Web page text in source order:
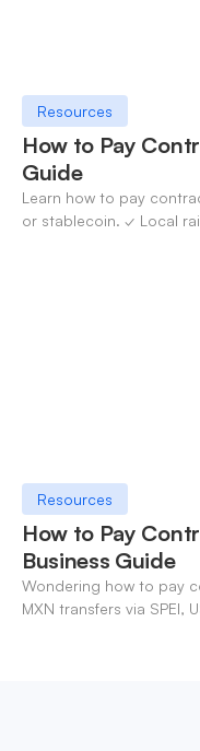
Resources
How to Pay
Guide
Learn how to pay
or stablecoin. ✓ Local
Resources
How to Pay
Business Guide
Wondering how to pay
MXN transfers via SPEI,